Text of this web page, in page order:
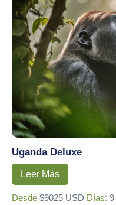
Uganda Deluxe
Leer Más
Desde $9025 USD Días: 9